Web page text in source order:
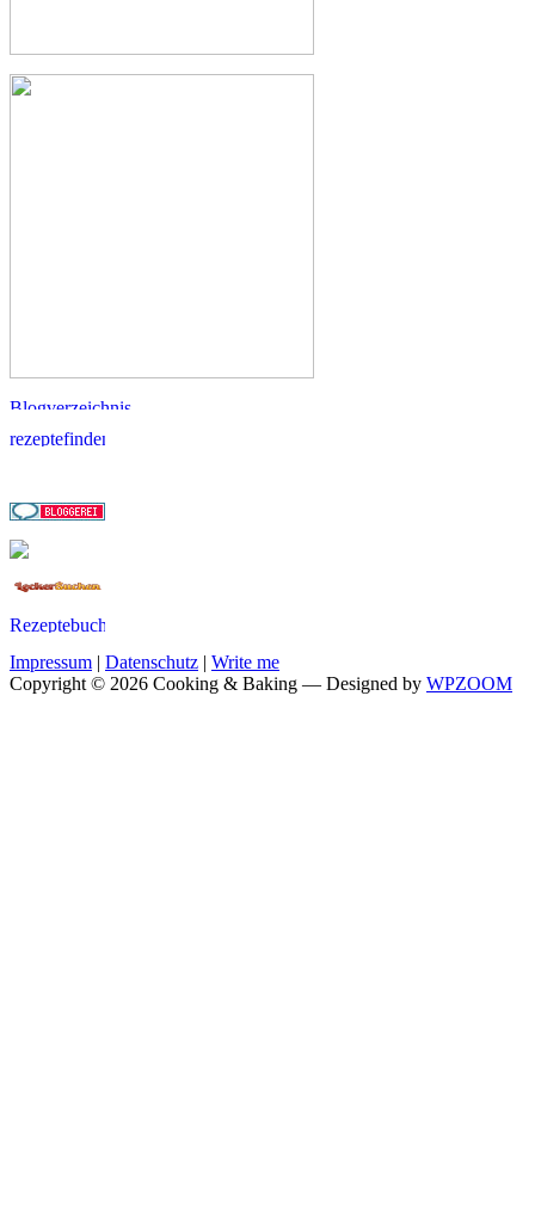
Impressum | Datenschutz | Write me
Copyright © 2026 Cooking & Baking — Designed by WPZOOM